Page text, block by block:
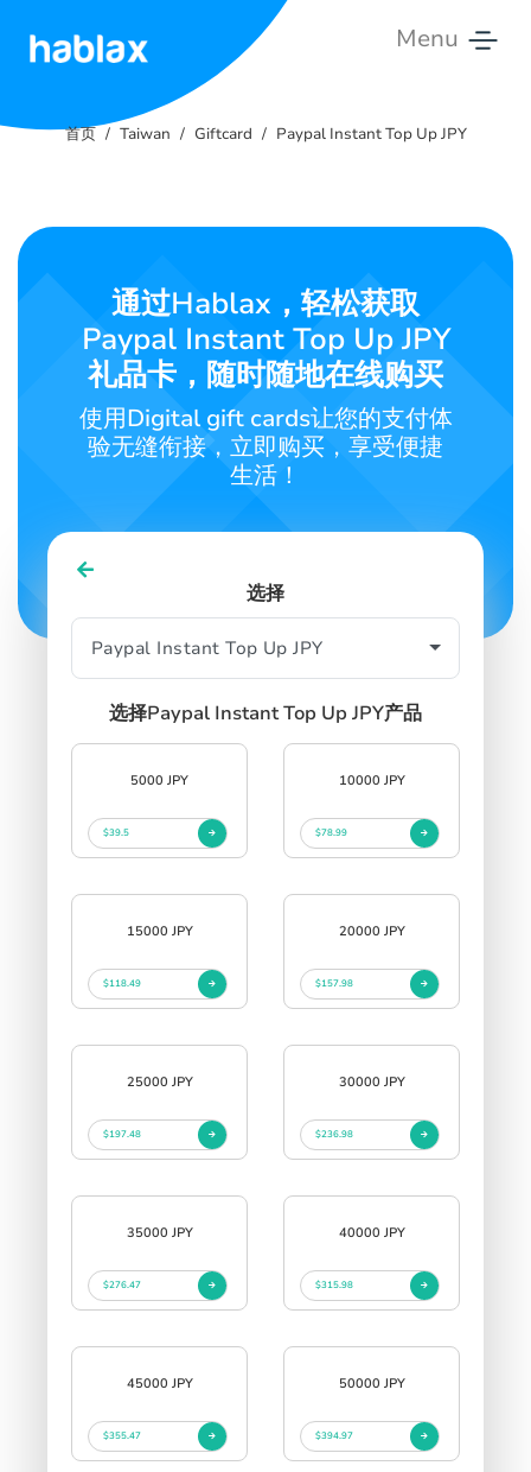
Menu
服
SIGN INSIGN UP
首页 Taiwan Giftcard Paypal Instant Top Up JPY
通过Hablax，轻松获取
Paypal Instant Top Up JPY
礼品卡，随时随地在线购买
使用Digital gift cards让您的支付体
验无缝衔接，立即购买，享受便捷
生活！
选择
选择Paypal Instant Top Up JPY产品
5000 JPY
$39.5
10000 JPY
$78.99
15000 JPY
$118.49
20000 JPY
$157.98
25000 JPY
$197.48
30000 JPY
$236.98
35000 JPY
$276.47
40000 JPY
$315.98
45000 JPY
$355.47
50000 JPY
$394.97